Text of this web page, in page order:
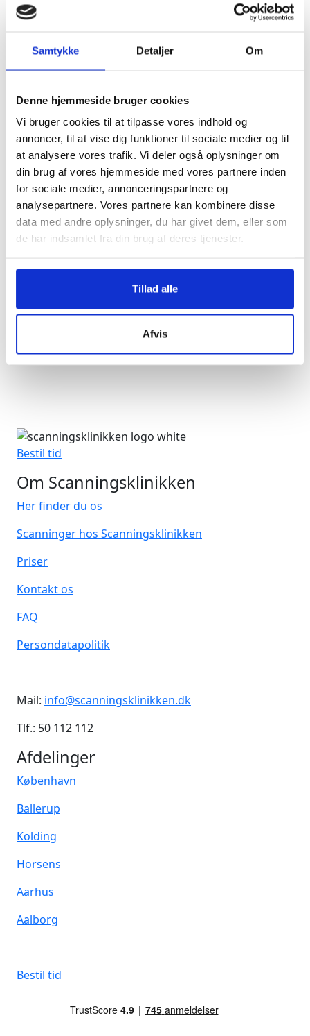
Samtykke Detaljer Om
Denne hjemmeside bruger cookies
Vi bruger cookies til at tilpasse vores indhold og
annoncer, til at vise dig funktioner til sociale medier og til
at analysere vores trafik. Vi deler også oplysninger om
din brug af vores hjemmeside med vores partnere inden
for sociale medier, annonceringspartnere og
analysepartnere. Vores partnere kan kombinere disse
data med andre oplysninger, du har givet dem, eller som
de har indsamlet fra din brug af deres tjenester.
Tillad alle
Afvis
Under scanningen er det muligt for den gravide
samt pårørende at følge scanningen på en
højde for enden af briksen. Ved alle scanninger
printes billeder samt at billeder og korte
Ud over billeder og korte sekvenser, bliver hele
scanningen med speak ved nogle
scanningsydelser gemt på vores server, som kan
downloades.
Bestil tid
Om Scanningsklinikken
Her finder du os
Scanninger hos Scanningsklinikken
Priser
Kontakt os
FAQ
Persondatapolitik
Mail: info@scanningsklinikken.dk
Tlf.: 50 112 112
Afdelinger
København
Ballerup
Kolding
Horsens
Aarhus
Aalborg
Bestil tid